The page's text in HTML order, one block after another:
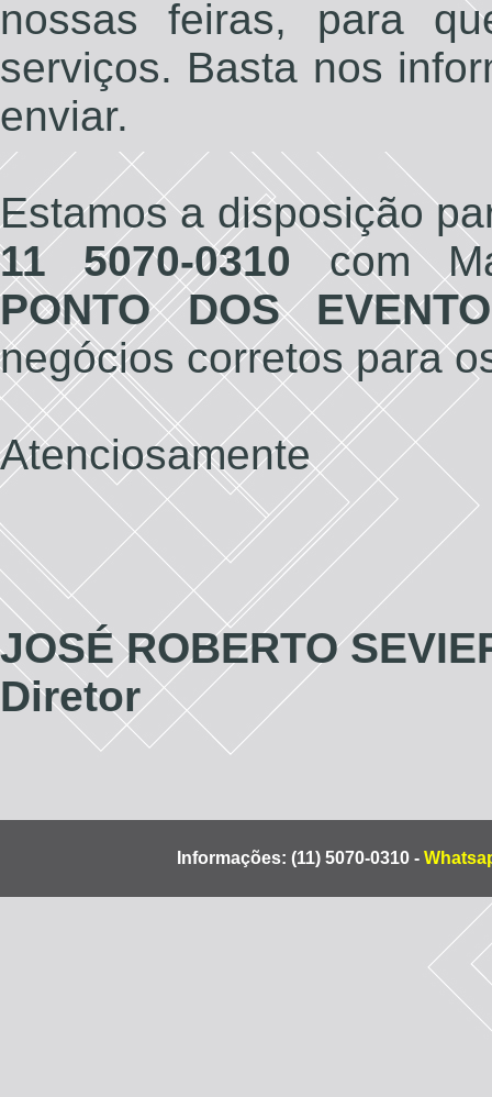
nossas feiras, para
serviços. Basta nos
enviar.
Estamos a disposição
11 5070-0310 com
PONTO DOS
negócios corretos para
Atenciosamente
JOSÉ ROBERTO
Diretor
Informações: (11) 5070-0310 -